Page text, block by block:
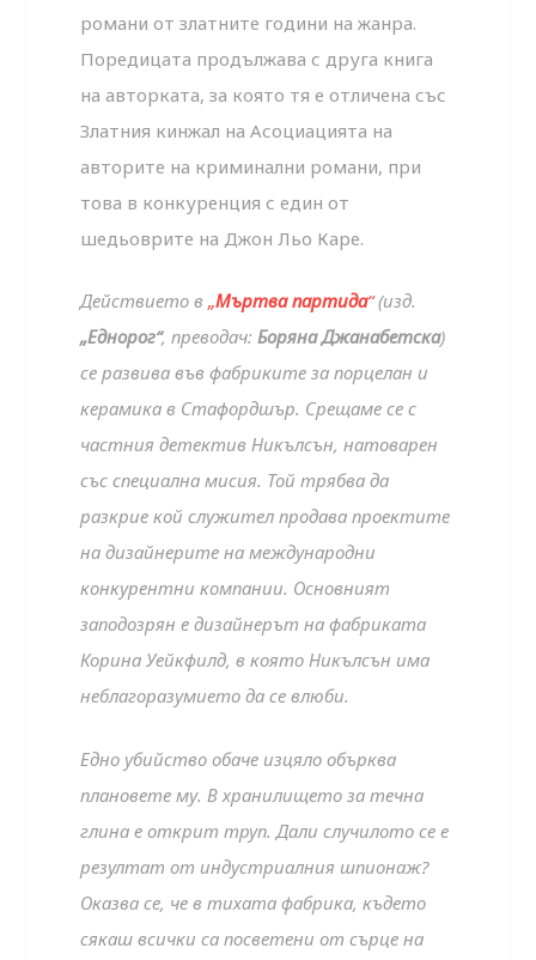
романи от златните години на жанра.
Поредицата продължава с друга книга
на авторката, за която тя е отличена със
Златния кинжал на Асоциацията на
авторите на криминални романи, при
това в конкуренция с един от
шедьоврите на Джон Льо Каре.
Действието в„Мъртва партида“(изд.
„Еднорог“, преводач:Боряна Джанабетска)
се развива във фабриките за порцелан и
керамика в Стафордшър. Срещаме се с
частния детектив Никълсън, натоварен
със специална мисия. Той трябва да
разкрие кой служител продава проектите
на дизайнерите на международни
конкурентни компании. Основният
заподозрян е дизайнерът на фабриката
Корина Уейкфилд, в която Никълсън има
неблагоразумието да се влюби.
Едно убийство обаче изцяло обърква
плановете му. В хранилището за течна
глина е открит труп. Дали случилото се е
резултат от индустриалния шпионаж?
Оказва се, че в тихата фабрика, където
сякаш всички са посветени от сърце на